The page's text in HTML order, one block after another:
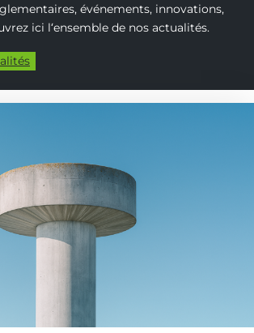
événements, innovations,
ici l‘ensemble de nos actualités.